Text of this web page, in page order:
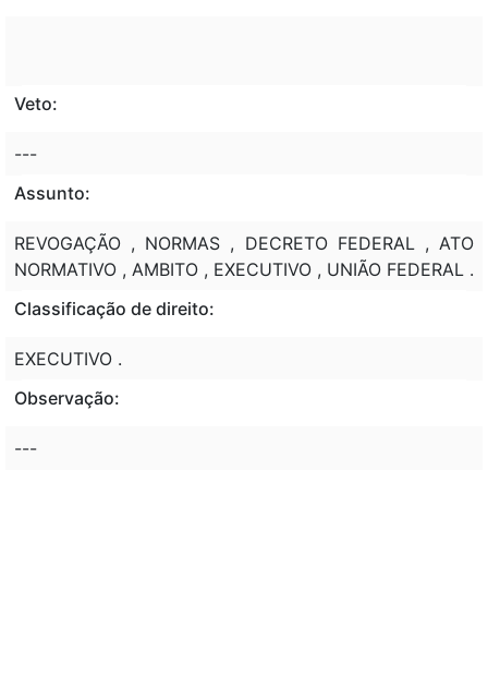
Veto:
---
Assunto:
REVOGAÇÃO , NORMAS , DECRETO FEDERAL , ATO
NORMATIVO , AMBITO , EXECUTIVO , UNIÃO FEDERAL .
Classificação de direito:
EXECUTIVO .
Observação:
---